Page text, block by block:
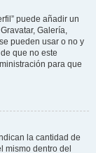
puede añadir un
Galería,
pueden usar o no y
que no este
para que
la cantidad de
mismo dentro del